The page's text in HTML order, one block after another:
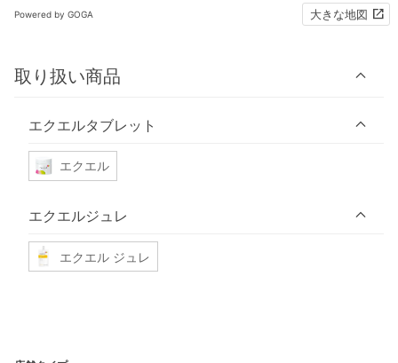
Powered by GOGA 大きな地図
取り扱い商品
エクエルタブレット
エクエル
エクエルジュレ
エクエル ジュレ